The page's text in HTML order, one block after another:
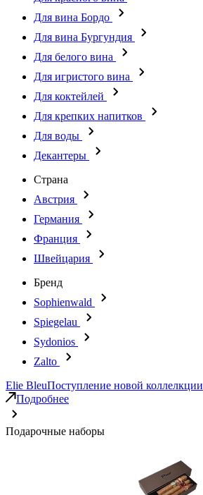
Для вина Бордо
Для вина Бургундия
Для белого вина
Для игристого вина
Для коктейлей
Для крепких напитков
Для воды
Декантеры
Страна
Австрия
Германия
Франция
Швейцария
Бренд
Sophienwald
Spiegelau
Sydonios
Zalto
Elie BleuПоступление новой коллелкции
Подробнее
Подарочные наборы